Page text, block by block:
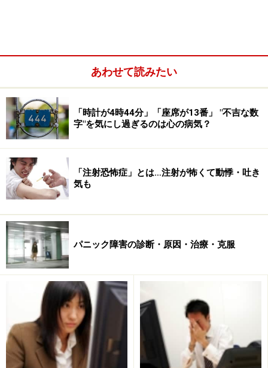
ったり、、発作の起こった場所や状況を避けるようにな
広場恐怖といって人ごみや、行列、満員電車
など、逃げ出すに逃げ出せないような場所を恐れるよう
になります。
それでは、典型的な例を挙げてみます。
●典型的な例
２６歳の女性が、パニック発作を主訴として、精神科に
いらっしゃいました。
彼女の話によると、最初の発作は、１年ほど前、自宅の
ソファでテレビを見ているときに起こりました。発作
は、何とも表現できない、不安の波が押し寄せ、心臓は
激しく脈打ち、息は、空気をもとめてあえぎ、まるで、
誰かが上にのったかのように胸が痛くなったそうです。
この発作は、しばらくしておさまったのですが、彼女は
あわせて読みたい
「時計が4時44分」「座席が13番」 "不吉な数
字"を気にし過ぎるのは心の病気？
「注射恐怖症」とは…注射が怖くて動悸・吐き
気も
パニック障害の診断・原因・治療・克服